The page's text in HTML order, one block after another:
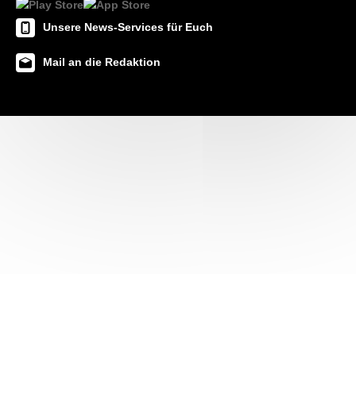
Unsere News-Services für Euch
Mail an die Redaktion